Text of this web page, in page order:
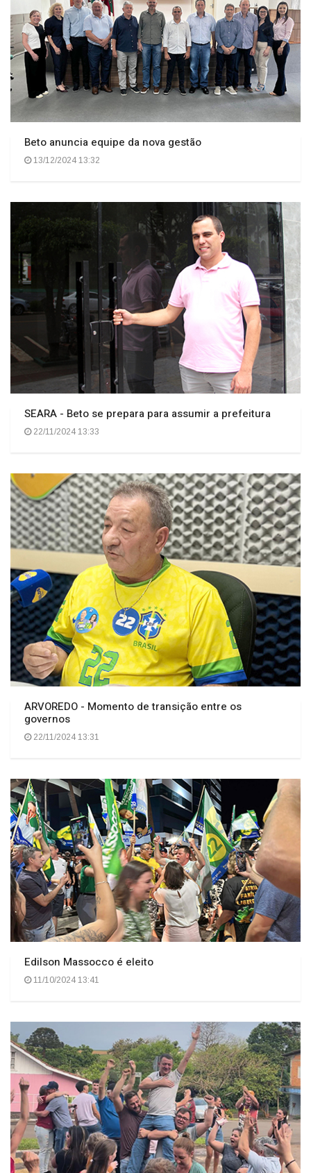
Beto anuncia equipe da nova gestão
13/12/2024 13:32
SEARA - Beto se prepara para assumir a prefeitura
22/11/2024 13:33
ARVOREDO - Momento de transição entre os
governos
22/11/2024 13:31
Edilson Massocco é eleito
11/10/2024 13:41